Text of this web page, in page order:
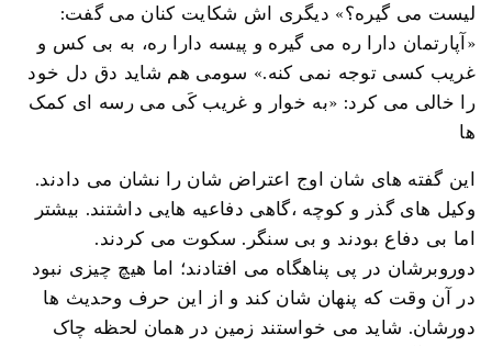
لیست می گیره؟» دیگری اش شکایت کنان می گفت:
«آپارتمان دارا ره می گیره و پیسه دارا ره، به بی کس و
غریب کسی توجه نمی کنه.» سومی هم شاید دق دل خود
را خالی می کرد: «به خوار و غریب کَی می رسه ای کمک
ها
این گفته های شان اوج اعتراض شان را نشان می دادند.
وکیل های گذر و کوچه ،گاهی دفاعیه هایی داشتند. بیشتر
اما بی دفاع بودند و بی سنگر. سکوت می کردند.
دوروبرشان در پی پناهگاه می افتادند؛ اما هیچ چیزی نبود
در آن وقت که پنهان شان کند و از این حرف وحدیث ها
دورشان. شاید می خواستند زمین در همان لحظه چاک